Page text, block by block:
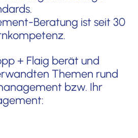
Beratung ist seit 30
+ Flaig berät und
Themen rund
bzw. Ihr